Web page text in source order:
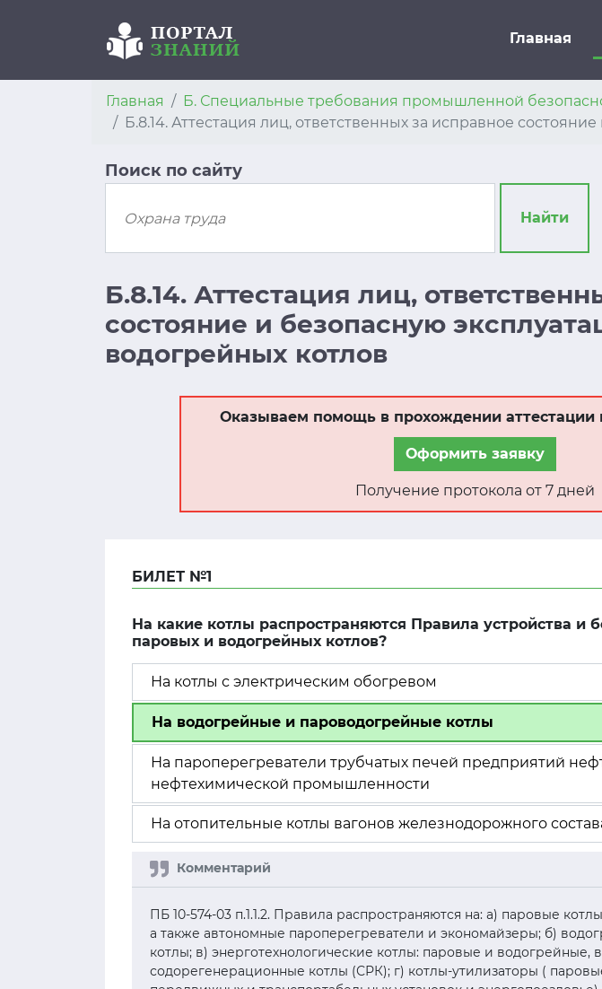
Главная
Главная
Б. Специальные требования промышленной
Б.8.14. Аттестация лиц, ответственных за исправное
Поиск по сайту
Найти
Б.8.14. Аттестация лиц,
состояние и безопасную
водогрейных котлов
Оказываем помощь в прохождении аттестации
Оформить заявку
Получение протокола от 7 дней
БИЛЕТ №1
На какие котлы распространяются Правила устройства и
паровых и водогрейных котлов?
На котлы с электрическим обогревом
На водогрейные и пароводогрейные котлы
На пароперегреватели трубчатых печей предприятий
нефтехимической промышленности
На отопительные котлы вагонов железнодорожного
ПБ 10-574-03 п.1.1.2. Правила распространяются на: а) паровые
а также автономные пароперегреватели и экономайзеры; б)
котлы; в) энерготехнологические котлы: паровые и водогрейные,
содорегенерационные котлы (СРК); г) котлы-утилизаторы (